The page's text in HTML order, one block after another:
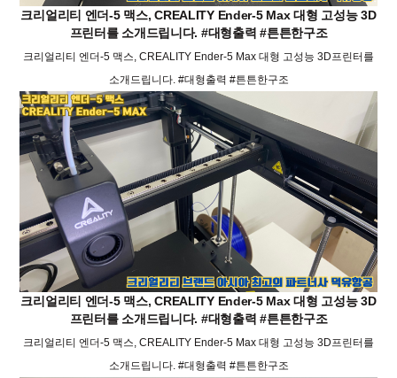
크리얼리티 엔더-5 맥스, CREALITY Ender-5 Max 대형 고성능 3D
프린터를 소개드립니다. #대형출력 #튼튼한구조
크리얼리티 엔더-5 맥스, CREALITY Ender-5 Max 대형 고성능 3D프린터를
소개드립니다. #대형출력 #튼튼한구조
크리얼리티 엔더-5 맥스, CREALITY Ender-5 Max 대형 고성능 3D
프린터를 소개드립니다. #대형출력 #튼튼한구조
크리얼리티 엔더-5 맥스, CREALITY Ender-5 Max 대형 고성능 3D프린터를
소개드립니다. #대형출력 #튼튼한구조